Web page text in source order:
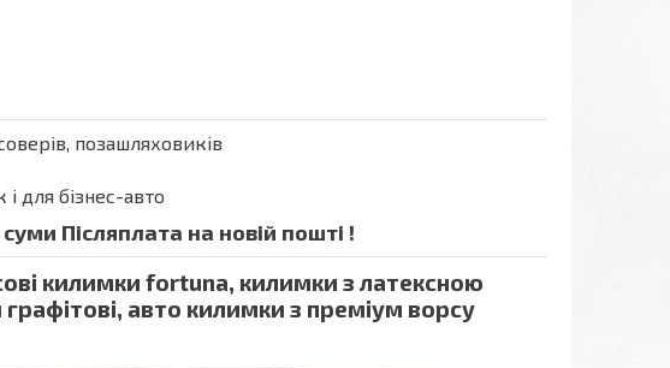
позашляховиків
для бізнес-авто
Післяплата на новій пошті !
килимки fortuna, килимки з латексною
авто килимки з преміум ворсу